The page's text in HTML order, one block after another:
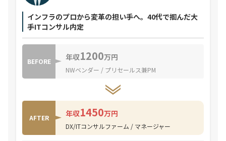
インフラのプロから変革の担い手へ。40代で掴んだ大
手ITコンサル内定
BEFORE 年収1200万円
NWベンダー / プリセールス兼PM
AFTER 年収1450万円
DX/ITコンサルファーム / マネージャー